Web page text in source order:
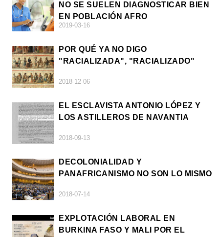
NO SE SUELEN DIAGNOSTICAR BIEN
EN POBLACIÓN AFRO
2019-03-16
POR QUÉ YA NO DIGO
"RACIALIZADA", "RACIALIZADO"
2018-12-06
EL ESCLAVISTA ANTONIO LÓPEZ Y
LOS ASTILLEROS DE NAVANTIA
2018-09-13
DECOLONIALIDAD Y
PANAFRICANISMO NO SON LO MISMO
2018-07-14
EXPLOTACIÓN LABORAL EN
BURKINA FASO Y MALI POR EL